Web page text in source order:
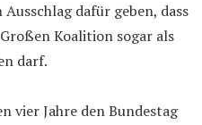
dafür geben, dass
Koalition sogar als
darf.
vier Jahre den Bundestag